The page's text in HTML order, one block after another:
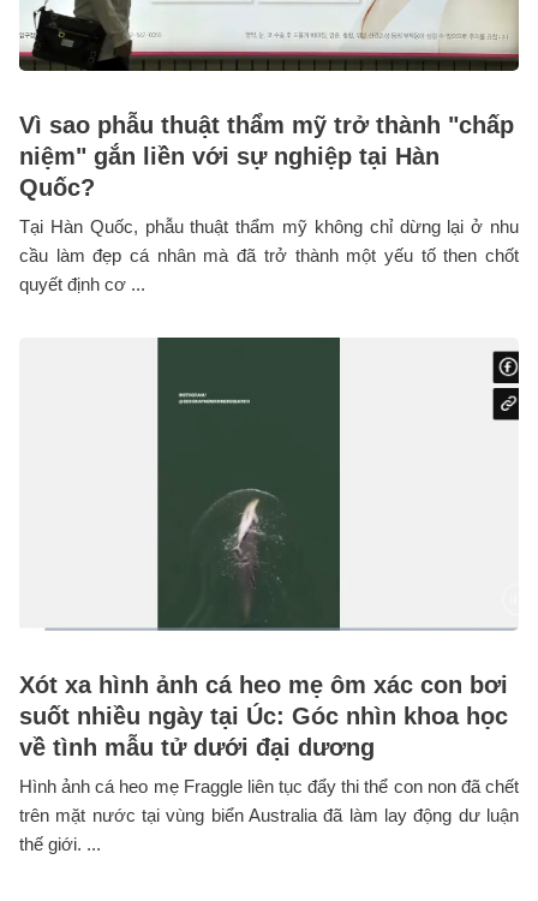
Vì sao phẫu thuật thẩm mỹ trở thành "chấp
niệm" gắn liền với sự nghiệp tại Hàn
Quốc?
Tại Hàn Quốc, phẫu thuật thẩm mỹ không chỉ dừng lại ở nhu
cầu làm đẹp cá nhân mà đã trở thành một yếu tố then chốt
quyết định cơ ...
Xót xa hình ảnh cá heo mẹ ôm xác con bơi
suốt nhiều ngày tại Úc: Góc nhìn khoa học
về tình mẫu tử dưới đại dương
Hình ảnh cá heo mẹ Fraggle liên tục đẩy thi thể con non đã chết
trên mặt nước tại vùng biển Australia đã làm lay động dư luận
thế giới. ...